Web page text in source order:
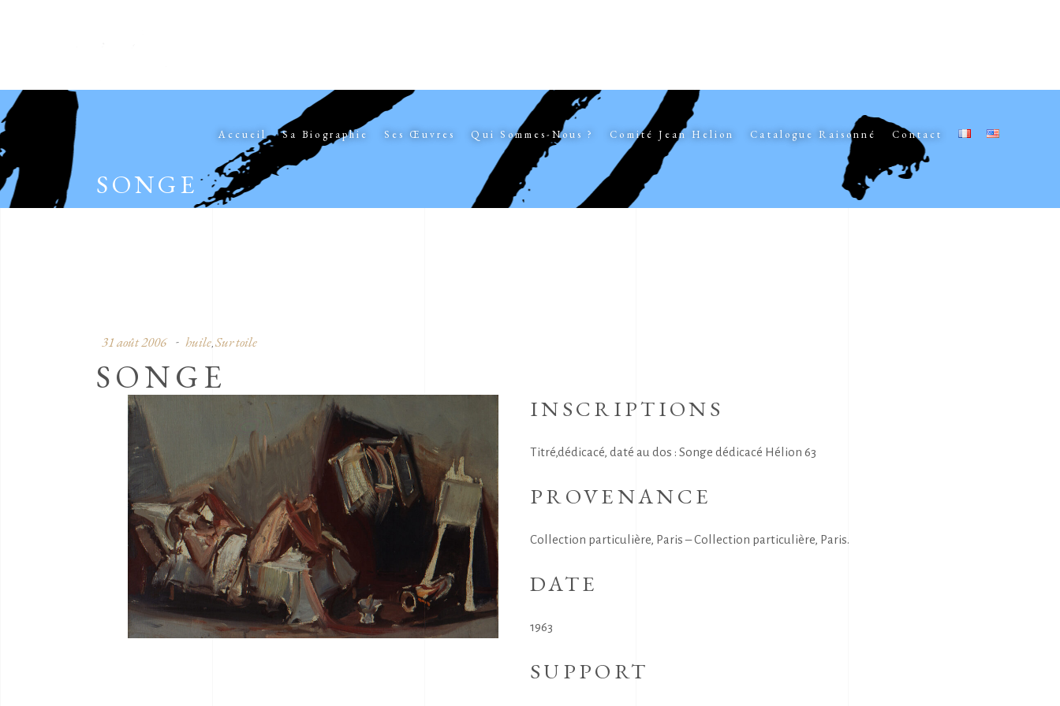
Accueil Sa Biographie Ses Œuvres Qui Sommes-Nous ? Comité Jean Helion Catalogue Raisonné Contact
SONGE
31 août 2006 huile, Sur toile
SONGE
INSCRIPTIONS
Titré,dédicacé, daté au dos : Songe dédicacé Hélion 63
PROVENANCE
Collection particulière, Paris – Collection particulière, Paris.
DATE
1963
SUPPORT